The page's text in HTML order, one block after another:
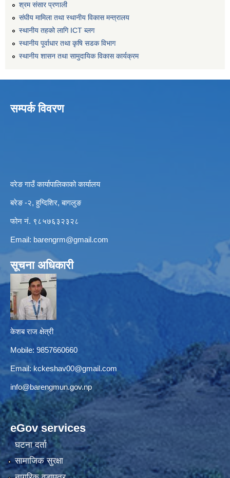
श्रम संसार प्रणाली
संघीय मामिला तथा स्थानीय विकास मन्त्रालय
स्थानीय तहको लागि ICT ब्लग
स्थानीय पूर्वाधार तथा कृषि सडक विभाग
स्थानीय शासन तथा सामुदायिक विकास कार्यक्रम
सम्पर्क विवरण
वरेङ गाउँ कार्यापालिकाको कार्यालय
बरेङ -२, हुग्दिशिर, बागलुङ
फोन नं. ९८५७६३२३२८
Email: barengrm@gmail.com
सूचना अधिकारी
केशब राज क्षेत्री
Mobile: 9857660660
Email: kckeshav00@gmail.com
info@barengmun.gov.np
eGov services
घटना दर्ता
सामाजिक सुरक्षा